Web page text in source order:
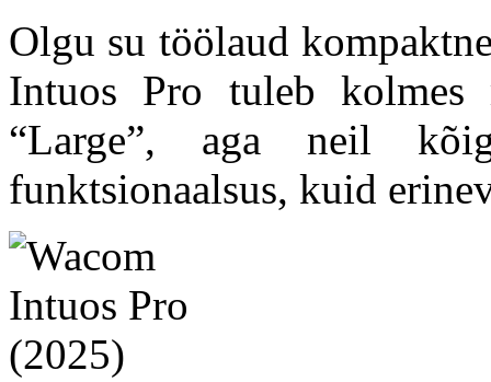
Olgu su töölaud
Intuos Pro tuleb kolmes
“Large”, aga neil
funktsionaalsus, kuid